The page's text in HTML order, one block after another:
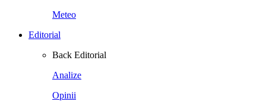
Meteo
Editorial
Back Editorial
Analize
Opinii